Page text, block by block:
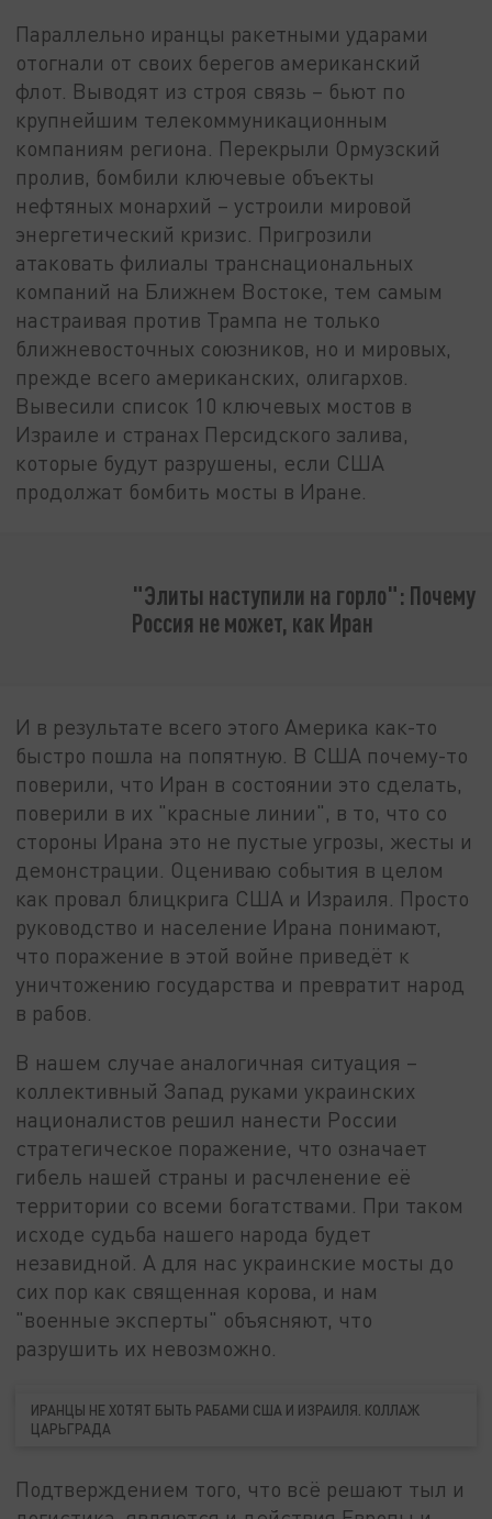
Параллельно иранцы ракетными ударами
отогнали от своих берегов американский
флот. Выводят из строя связь – бьют по
крупнейшим телекоммуникационным
компаниям региона. Перекрыли Ормузский
пролив, бомбили ключевые объекты
нефтяных монархий – устроили мировой
энергетический кризис. Пригрозили
атаковать филиалы транснациональных
компаний на Ближнем Востоке, тем самым
настраивая против Трампа не только
ближневосточных союзников, но и мировых,
прежде всего американских, олигархов.
Вывесили список 10 ключевых мостов в
Израиле и странах Персидского залива,
которые будут разрушены, если США
продолжат бомбить мосты в Иране.
"Элиты наступили на горло": Почему
Россия не может, как Иран
И в результате всего этого Америка как-то
быстро пошла на попятную. В США почему-то
поверили, что Иран в состоянии это сделать,
поверили в их "красные линии", в то, что со
стороны Ирана это не пустые угрозы, жесты и
демонстрации. Оцениваю события в целом
как провал блицкрига США и Израиля. Просто
руководство и население Ирана понимают,
что поражение в этой войне приведёт к
уничтожению государства и превратит народ
в рабов.
В нашем случае аналогичная ситуация –
коллективный Запад руками украинских
националистов решил нанести России
стратегическое поражение, что означает
гибель нашей страны и расчленение её
территории со всеми богатствами. При таком
исходе судьба нашего народа будет
незавидной. А для нас украинские мосты до
сих пор как священная корова, и нам
"военные эксперты" объясняют, что
разрушить их невозможно.
ИРАНЦЫ НЕ ХОТЯТ БЫТЬ РАБАМИ США И ИЗРАИЛЯ. КОЛЛАЖ
ЦАРЬГРАДА
Подтверждением того, что всё решают тыл и